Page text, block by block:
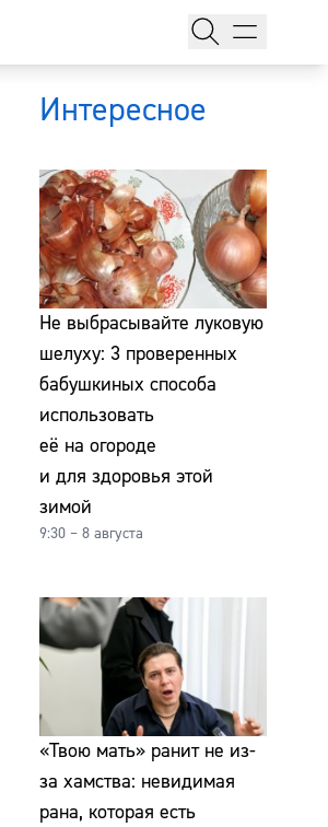
Интересное
Не выбрасывайте луковую
шелуху: 3 проверенных
бабушкиных способа
использовать
её на огороде
и для здоровья этой
зимой
9:30 – 8 августа
«Твою мать» ранит не из-
за хамства: невидимая
рана, которая есть